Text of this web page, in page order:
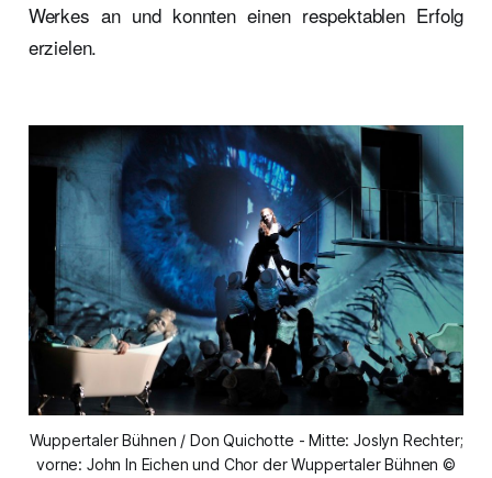
Werkes an und konnten einen respektablen Erfolg
erzielen.
Wuppertaler Bühnen / Don Quichotte - Mitte: Joslyn Rechter;
vorne: John In Eichen und Chor der Wuppertaler Bühnen ©